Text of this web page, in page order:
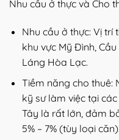
Nhu cầu ở thực và Cho
Nhu cầu ở thực: Vị trí
khu vực Mỹ Đình,
Láng Hòa Lạc.
Tiềm năng cho thuê:
kỹ sư làm việc tại
Tây là rất lớn, đảm
5% – 7% (tùy loại căn).